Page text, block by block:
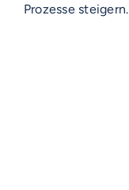
Prozesse steigern.